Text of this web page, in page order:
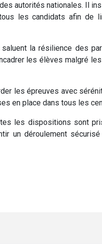
autorités nationales. Il
les candidats afin de
la résilience des
les élèves malgré
les épreuves avec
en place dans tous les
les dispositions sont
un déroulement sécurisé